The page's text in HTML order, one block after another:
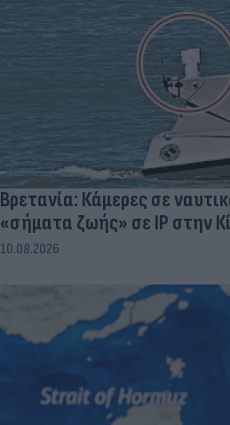
Βρετανία: Κάμερες σε
«σήματα ζωής» σε IP στην
10.08.2026